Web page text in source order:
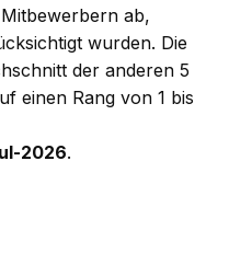
ab,
wurden. Die
der anderen 5
einen Rang von 1 bis
2026.